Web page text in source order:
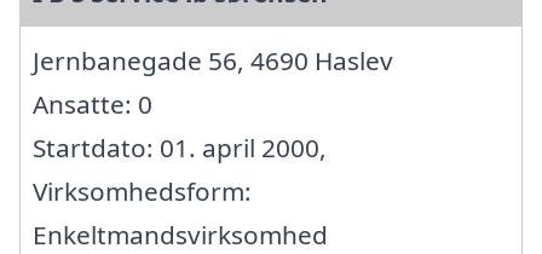
Jernbanegade 56, 4690 Haslev
Ansatte: 0
Startdato: 01. april 2000,
Virksomhedsform:
Enkeltmandsvirksomhed